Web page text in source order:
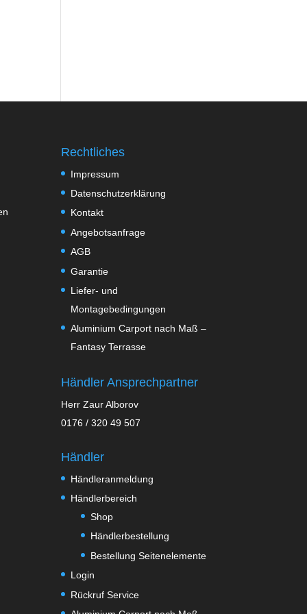
Rechtliches
Impressum
Datenschutzerklärung
Kontakt
Angebotsanfrage
AGB
Garantie
Liefer- und
Montagebedingungen
Aluminium Carport nach Maß –
Fantasy Terrasse
Händler Ansprechpartner
Herr Zaur Alborov
0176 / 320 49 507
Händler
Händleranmeldung
Händlerbereich
Shop
Händlerbestellung
Bestellung Seitenelemente
Login
Rückruf Service